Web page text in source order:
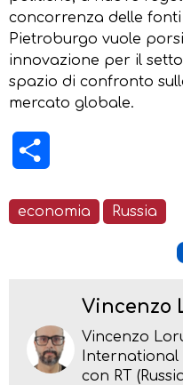
concorrenza delle
Pietroburgo vuole
innovazione per il
spazio di confronto
mercato globale.
economia Russia
Vincenzo
Vincenzo
con RT